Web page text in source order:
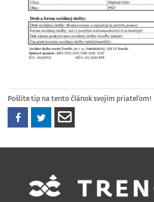
Pošlite tip na tento článok svojim priateľom!